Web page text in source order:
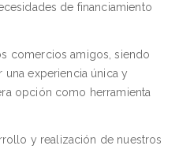
de financiamiento
comercios amigos, siendo
experiencia única y
opción como herramienta
y realización de nuestros